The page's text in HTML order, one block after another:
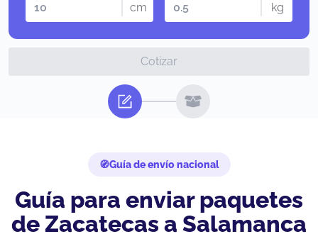
cm kg
Cotizar
Guía de envío nacional
Guía para enviar paquetes
de Zacatecas a Salamanca